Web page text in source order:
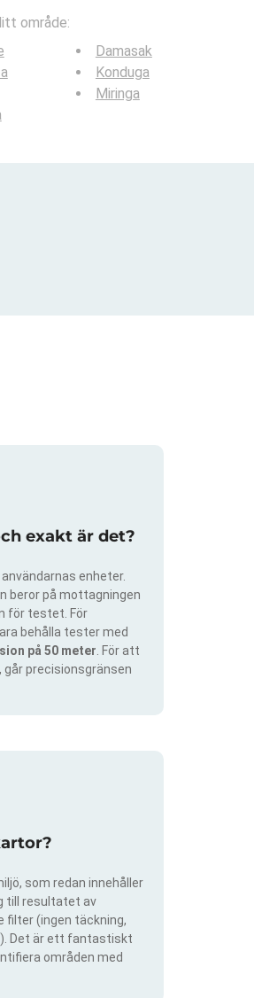
område:
Damasak
Konduga
Miringa
exakt är det?
enheter.
beror på mottagningen
för testet. För
behålla tester med
på 50 meter . För att
går precisionsgränsen
som redan innehåller
till resultatet av
filter (ingen täckning,
Det är ett fantastiskt
områden med